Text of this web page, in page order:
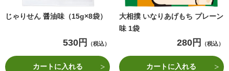
じゃりせん 醤油味（15g×8袋）
530円 （税込）
カートに入れる
大相撲 いなりあげもち プレーン
味 1袋
280円 （税込）
カートに入れる